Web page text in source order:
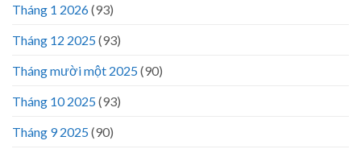
Tháng 1 2026(93)
Tháng 12 2025(93)
Tháng mười một 2025(90)
Tháng 10 2025(93)
Tháng 9 2025(90)